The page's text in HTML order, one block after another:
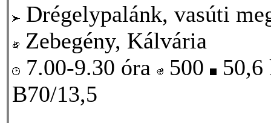
Drégelypalánk, vasúti
Zebegény, Kálvária
7.00-9.30 óra
500
B70/13,5